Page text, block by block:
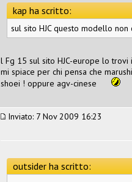
kap ha scritto:
sul sito HJC questo modello non
l Fg 15 sul sito HJC-europe lo
mi spiace per chi pensa che
shoei ! oppure agv-cinese
Inviato: 7 Nov 2009 16:23
outsider ha scritto: